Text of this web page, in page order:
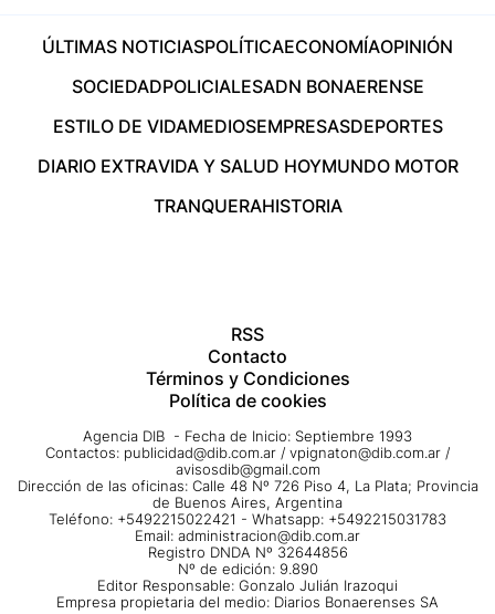
ÚLTIMAS NOTICIASPOLÍTICAECONOMÍAOPINIÓN
SOCIEDADPOLICIALESADN BONAERENSE
ESTILO DE VIDAMEDIOSEMPRESASDEPORTES
DIARIO EXTRAVIDA Y SALUD HOYMUNDO MOTOR
TRANQUERAHISTORIA
RSS
Contacto
Términos y Condiciones
Política de cookies
Agencia DIB - Fecha de Inicio: Septiembre 1993
Contactos: publicidad@dib.com.ar / vpignaton@dib.com.ar /
avisosdib@gmail.com
Dirección de las oficinas: Calle 48 Nº 726 Piso 4, La Plata; Provincia
de Buenos Aires, Argentina
Teléfono: +5492215022421 - Whatsapp: +5492215031783
Email: administracion@dib.com.ar
Registro DNDA Nº 32644856
Nº de edición: 9.890
Editor Responsable: Gonzalo Julián Irazoqui
Empresa propietaria del medio: Diarios Bonaerenses SA